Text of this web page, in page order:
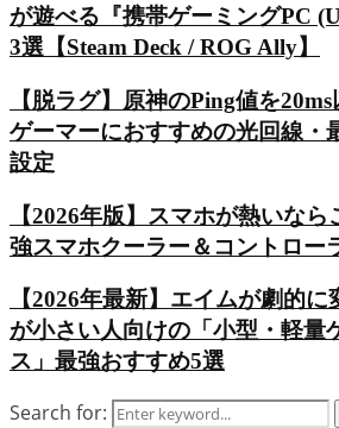
が遊べる『携帯ゲーミングPC
3選【Steam Deck / ROG Ally】
【脱ラグ】原神のPing値を
ゲーマーにおすすめの光回線・
設定
【2026年版】スマホが熱いな
強スマホクーラー＆コントロー
【2026年最新】エイムが劇的
が小さい人向けの「小型・軽量
ス」最強おすすめ5選
Search for: